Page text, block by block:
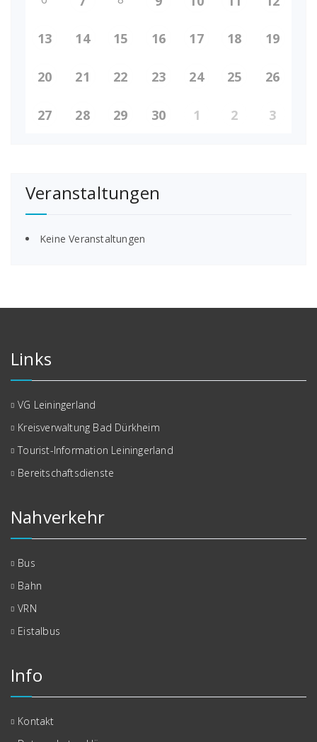
13 14 15 16 17 18 19
20 21 22 23 24 25 26
27 28 29 30 1 2 3
Veranstaltungen
Keine Veranstaltungen
Links
VG Leiningerland
Kreisverwaltung Bad Dürkheim
Tourist-Information Leiningerland
Bereitschaftsdienste
Nahverkehr
Bus
Bahn
VRN
Eistalbus
Info
Kontakt